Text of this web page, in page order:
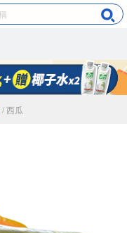
/ 西瓜